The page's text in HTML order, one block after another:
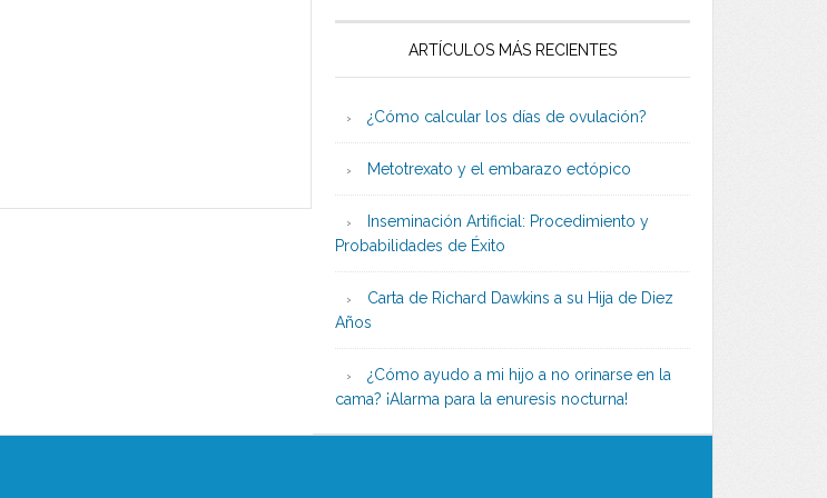
ARTÍCULOS MÁS RECIENTES
¿Cómo calcular los días de ovulación?
Metotrexato y el embarazo ectópico
Inseminación Artificial: Procedimiento y
Probabilidades de Éxito
Carta de Richard Dawkins a su Hija de Diez
Años
¿Cómo ayudo a mi hijo a no orinarse en la
cama? ¡Alarma para la enuresis nocturna!